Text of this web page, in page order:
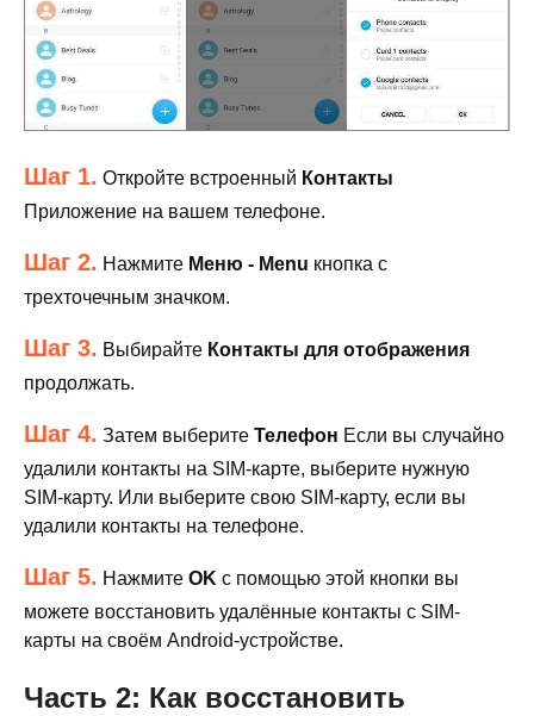
Шаг 1. Откройте встроенный Контакты
Приложение на вашем телефоне.
Шаг 2. Нажмите Меню - Menu кнопка с
трехточечным значком.
Шаг 3. Выбирайте Контакты для отображения
продолжать.
Шаг 4. Затем выберите Телефон Если вы случайно
удалили контакты на SIM-карте, выберите нужную
SIM-карту. Или выберите свою SIM-карту, если вы
удалили контакты на телефоне.
Шаг 5. Нажмите OK с помощью этой кнопки вы
можете восстановить удалённые контакты с SIM-
карты на своём Android-устройстве.
Часть 2: Как восстановить